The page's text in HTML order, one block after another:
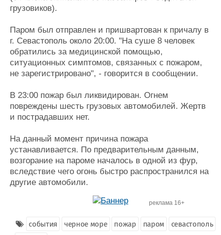
Личности
Форум
Все службы
грузовиков).
Паром был отправлен и пришвартован к причалу в
г. Севастополь около 20:00. "На суше 8 человек
обратились за медицинской помощью,
ситуационных симптомов, связанных с пожаром,
не зарегистрировано", - говорится в сообщении.
В 23:00 пожар был ликвидирован. Огнем
повреждены шесть грузовых автомобилей. Жертв
и пострадавших нет.
На данный момент причина пожара
устанавливается. По предварительным данным,
возгорание на пароме началось в одной из фур,
вследствие чего огонь быстро распространился на
другие автомобили.
реклама 16+
события черное море пожар паром
севастополь